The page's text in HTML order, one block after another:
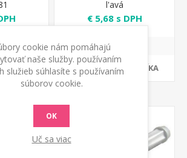
KOŠÍKA
l'avá
€ 5,68 s DPH
PRIDAŤ DO KOŠÍKA
cookie nám pomáhajú
naše služby. používaním
služieb súhlasíte s používaním
súborov cookie.
OK
Uč sa viac